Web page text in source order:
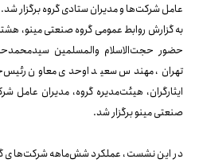
عامل شرکت‌ها و مدیران ستادی گروه برگزار شد.
به گزارش روابط عمومی گروه صنعتی مینو،
حضور حجت‌الاسلام والمسلمین
تهران، مهندس سعید اوحدی معاون
ایثارگران، هیئت‌مدیره گروه، مدیران عامل
صنعتی مینو برگزار شد.
در این نشست، عملکرد شش‌ماهه شرکت‌های